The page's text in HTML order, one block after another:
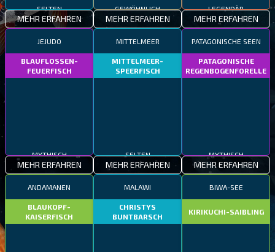
MEHR ERFAHREN MEHR ERFAHREN MEHR ERFAHREN
JEJUDO
BLAUFLOSSEN-
FEUERFISCH
MEHR ERFAHREN
MITTELMEER
MITTELMEER-
SPEERFISCH
MEHR ERFAHREN
PATAGONISCHE SEEN
PATAGONISCHE
REGENBOGENFORELLE
MEHR ERFAHREN
ANDAMANEN
BLAUKOPF-
KAISERFISCH
MALAWI
CHRISTYS
BUNTBARSCH
BIWA-SEE
KIRIKUCHI-SAIBLING